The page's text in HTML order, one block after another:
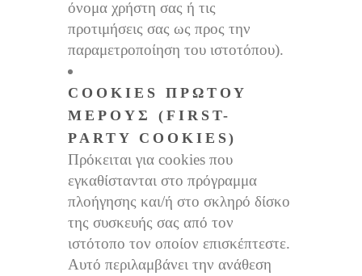
όνομα χρήστη σας ή τις
προτιμήσεις σας ως προς την
παραμετροποίηση του ιστοτόπου).
COOKIES ΠΡΏΤΟΥ
ΜΈΡΟΥΣ (FIRST-
PARTY COOKIES)
Πρόκειται για cookies που
εγκαθίστανται στο πρόγραμμα
πλοήγησης και/ή στο σκληρό δίσκο
της συσκευής σας από τον
ιστότοπο τον οποίον επισκέπτεστε.
Αυτό περιλαμβάνει την ανάθεση